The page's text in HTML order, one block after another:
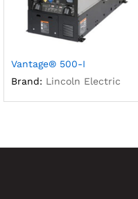
Vantage® 500-I
Brand: Lincoln Electric